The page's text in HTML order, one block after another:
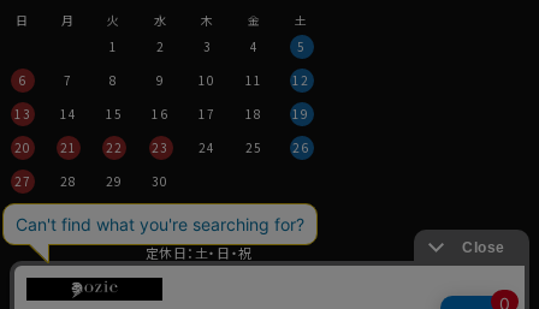
日 月 火 水 木 金
土
1
2 3 4
5
6
7 8 9 10 11
12
13
14 15 16 17 18
19
20
21 22 23 24 25
26
27
28 29 30
営業時間：平日11時～17時
定休日：土・日・祝
※年末年始つきましては、